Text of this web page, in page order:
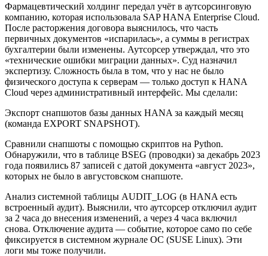
Фармацевтический холдинг передал учёт в аутсорсинговую
компанию, которая использовала SAP HANA Enterprise Cloud.
После расторжения договора выяснилось, что часть
первичных документов «испарилась», а суммы в регистрах
бухгалтерии были изменены. Аутсорсер утверждал, что это
«технические ошибки миграции данных». Суд назначил
экспертизу. Сложность была в том, что у нас не было
физического доступа к серверам — только доступ к HANA
Cloud через административный интерфейс. Мы сделали:
Экспорт снапшотов базы данных HANA за каждый месяц
(команда EXPORT SNAPSHOT).
Сравнили снапшоты с помощью скриптов на Python.
Обнаружили, что в таблице BSEG (проводки) за декабрь 2023
года появились 87 записей с датой документа «август 2023»,
которых не было в августовском снапшоте.
Анализ системной таблицы AUDIT_LOG (в HANA есть
встроенный аудит). Выяснили, что аутсорсер отключил аудит
за 2 часа до внесения изменений, а через 4 часа включил
снова. Отключение аудита — событие, которое само по себе
фиксируется в системном журнале ОС (SUSE Linux). Эти
логи мы тоже получили.